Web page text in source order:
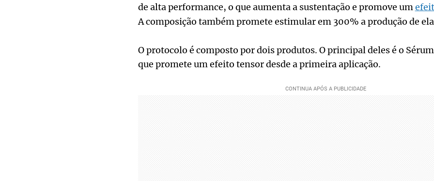
de alta performance, o que aumenta a sustentação e promove um
A composição também promete estimular em 300% a produção de
O protocolo é composto por dois produtos. O principal deles é o
que promete um efeito tensor desde a primeira aplicação.